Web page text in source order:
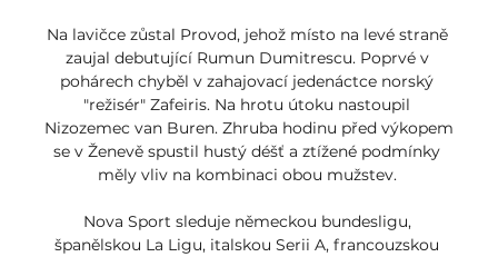
Na lavičce zůstal Provod, jehož místo na levé straně
zaujal debutující Rumun Dumitrescu. Poprvé v
pohárech chyběl v zahajovací jedenáctce norský
"režisér" Zafeiris. Na hrotu útoku nastoupil
Nizozemec van Buren. Zhruba hodinu před výkopem
se v Ženevě spustil hustý déšť a ztížené podmínky
měly vliv na kombinaci obou mužstev.
Nova Sport sleduje německou bundesligu,
španělskou La Ligu, italskou Serii A, francouzskou